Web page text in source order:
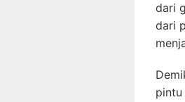
dari
dari
pintu